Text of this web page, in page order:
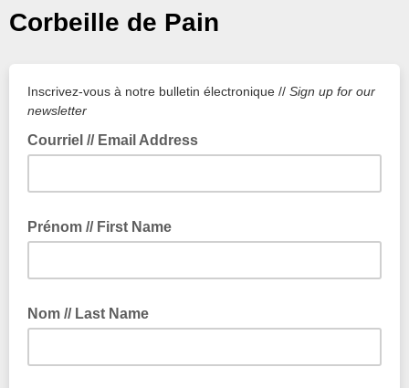
Corbeille de Pain
Inscrivez-vous à notre bulletin électronique // Sign up for our
newsletter
Courriel // Email Address
Prénom // First Name
Nom // Last Name